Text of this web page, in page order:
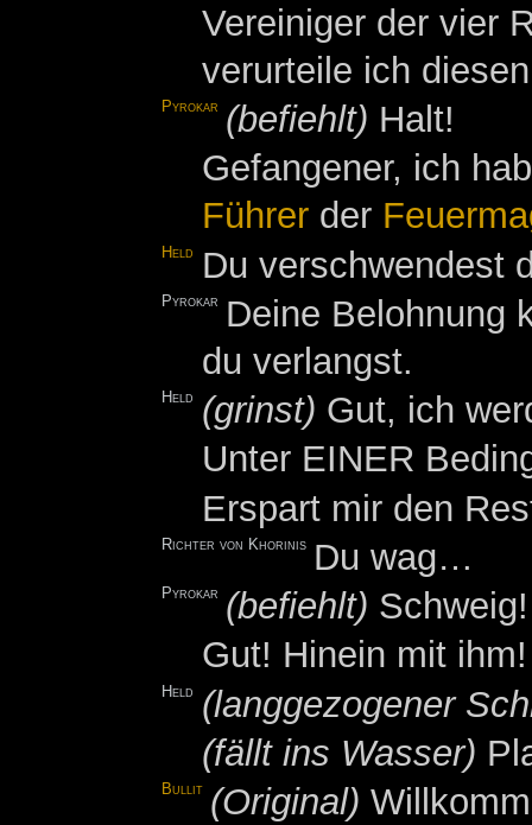
Vereiniger der vier
verurteile ich
Pyrokar (befiehlt) Halt!
Gefangener, ich
Führer der
Held Du verschwendest
Pyrokar
Deine Belohnung
du verlangst.
Held (grinst) Gut, ich
Unter EINER
Erspart mir den
Richter von Khorinis Du wag…
Pyrokar (befiehlt) Schweig!
Gut! Hinein mit ihm!
Held
(langgezogener
(fällt ins Wasser)
Bullit (Original)